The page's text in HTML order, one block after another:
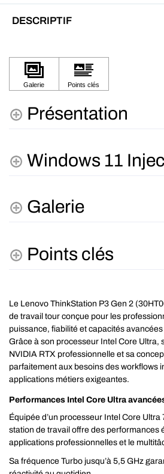
DESCRIPTIF
Présentation
Windows 11
Galerie
Points clés
Le Lenovo ThinkStation P3 Gen 2
de travail tour conçue pour les
puissance, fiabilité et capacités
Grâce à son processeur Intel Core Ultra,
NVIDIA RTX professionnelle et sa
parfaitement aux besoins des workflows
applications métiers exigeantes.
Performances Intel Core Ultra
Équipée d’un processeur Intel Core
station de travail offre des performances
applications professionnelles et le
Sa fréquence Turbo jusqu’à 5,5 GHz